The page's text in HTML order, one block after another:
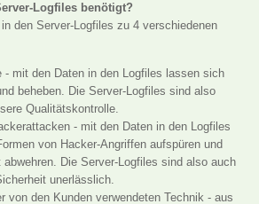
Logfiles benötigt?
den Server-Logfiles zu 4 verschiedenen
- mit den Daten in den Logfiles lassen sich
beheben. Die Server-Logfiles sind also
Qualitätskontrolle.
- mit den Daten in den Logfiles
von Hacker-Angriffen aufspüren und
Die Server-Logfiles sind also auch
unerlässlich.
von den Kunden verwendeten Technik - aus